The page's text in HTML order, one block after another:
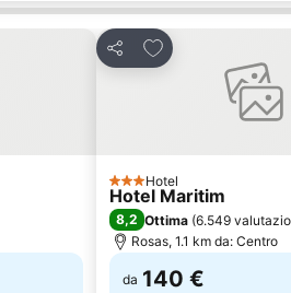
Condividi
Aggiungi ai
3 StelleHotel
Hotel Maritim
8,2 Ottima (6.549
Rosas, 1.1 km da: Centro
da 140 €